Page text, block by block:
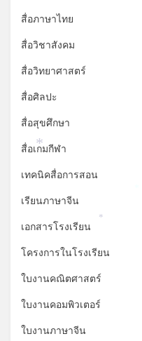
สื่อภาษาไทย
สื่อวิชาสังคม
สื่อวิทยาศาสตร์
สื่อศิลปะ
สื่อสุขศึกษา
สื่อเกมกีฬา
เทคนิคสื่อการสอน
เรียนภาษาจีน
เอกสารโรงเรียน
โครงการในโรงเรียน
ใบงานคณิตศาสตร์
ใบงานคอมพิวเตอร์
ใบงานภาษาจีน
*